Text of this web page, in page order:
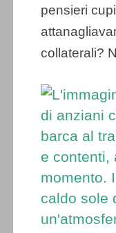
pensieri
collaterali?